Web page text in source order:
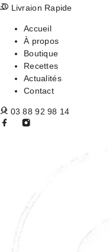
Livraion Rapide
Accueil
À propos
Boutique
Recettes
Actualités
Contact
03 88 92 98 14